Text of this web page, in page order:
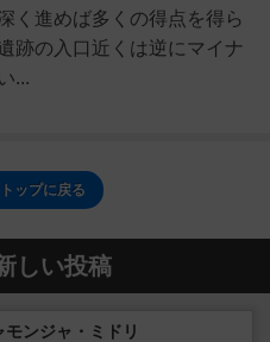
く進めば多くの得点を得ら
跡の入口近くは逆にマイナ
...
ップに戻る
しい投稿
モンジャ・ミドリ